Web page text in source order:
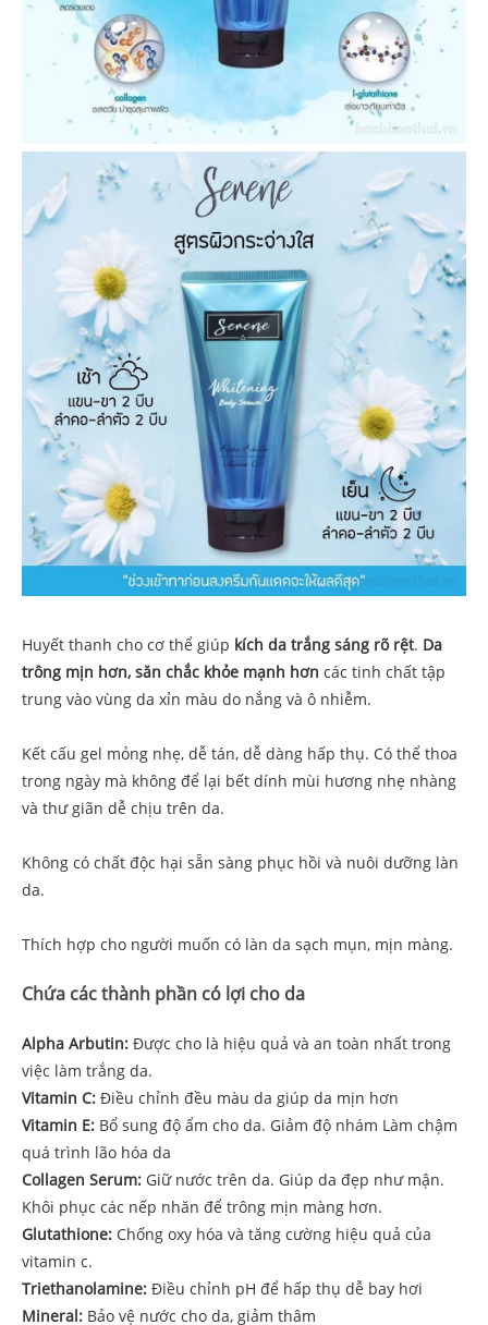
Huyết thanh cho cơ thể giúp kích da trắng sáng rõ rệt. Da
trông mịn hơn, săn chắc khỏe mạnh hơn các tinh chất tập
trung vào vùng da xỉn màu do nắng và ô nhiễm.
Kết cấu gel mỏng nhẹ, dễ tán, dễ dàng hấp thụ. Có thể thoa
trong ngày mà không để lại bết dính mùi hương nhẹ nhàng
và thư giãn dễ chịu trên da.
Không có chất độc hại sẵn sàng phục hồi và nuôi dưỡng làn
da.
Thích hợp cho người muốn có làn da sạch mụn, mịn màng.
Chứa các thành phần có lợi cho da
Alpha Arbutin: Được cho là hiệu quả và an toàn nhất trong
việc làm trắng da.
Vitamin C: Điều chỉnh đều màu da giúp da mịn hơn
Vitamin E: Bổ sung độ ẩm cho da. Giảm độ nhám Làm chậm
quá trình lão hóa da
Collagen Serum: Giữ nước trên da. Giúp da đẹp như mận.
Khôi phục các nếp nhăn để trông mịn màng hơn.
Glutathione: Chống oxy hóa và tăng cường hiệu quả của
vitamin c.
Triethanolamine: Điều chỉnh pH để hấp thụ dễ bay hơi
Mineral: Bảo vệ nước cho da, giảm thâm